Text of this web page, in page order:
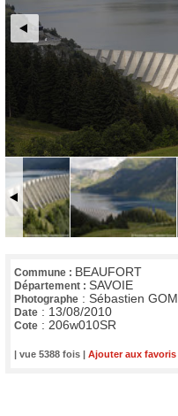
Commune : BEAUFORT
Département : SAVOIE
Photographe : Sébastien
Date : 13/08/2010
Cote : 206w010SR
| vue 5388 fois | Ajouter aux favoris